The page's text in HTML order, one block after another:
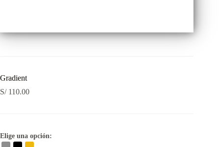
Gradient
S/110.00
Elige una opción: